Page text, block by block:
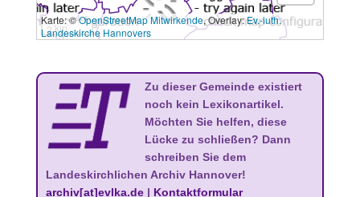
3 km
Karte: ©OpenStreetMap Mitwirkende, Overlay:Ev.-luth.
Landeskirche Hannovers
Zu dieser Gemeinde existiert
noch kein Lexikonartikel.
Möchten Sie helfen, diese
Lücke zu schließen? Dann
schreiben Sie dem
Landeskirchlichen Archiv Hannover!
archiv[at]evlka.de| Kontaktformular